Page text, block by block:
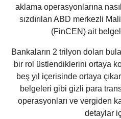
aklama operasyonlarına
sızdırılan ABD merkezli
(FinCEN) ait
Bankaların 2 trilyon doları
bir rol üstlendiklerini ortaya
beş yıl içerisinde ortaya
belgeleri gibi gizli para
operasyonları ve vergiden
detaylar